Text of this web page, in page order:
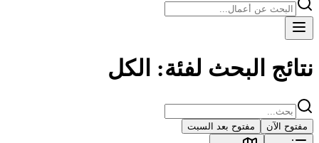
نتائج البحث لفئة: الكل
مفتوح الآن مفتوح بعد السبت